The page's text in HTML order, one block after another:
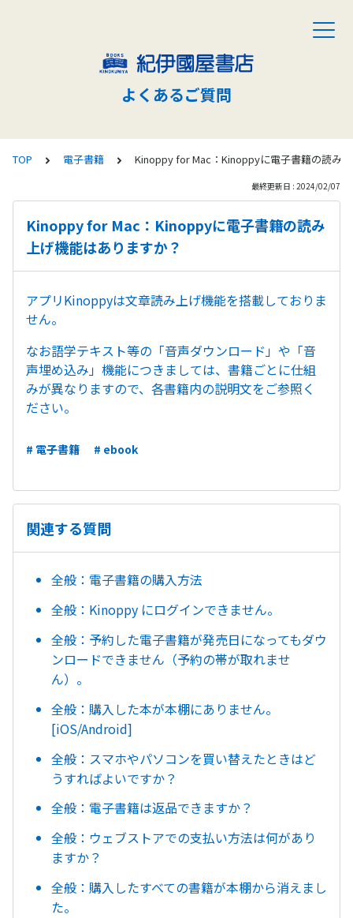
よくあるご質問
TOP 電子書籍 Kinoppy for Mac：Kinoppyに電子書籍の読み
最終更新日 : 2024/02/07
Kinoppy for Mac：Kinoppyに電子書籍の読み
上げ機能はありますか？
アプリKinoppyは文章読み上げ機能を搭載しておりま
せん。
なお語学テキスト等の「音声ダウンロード」や「音
声埋め込み」機能につきましては、書籍ごとに仕組
みが異なりますので、各書籍内の説明文をご参照く
ださい。
# 電子書籍 # ebook
関連する質問
全般：電子書籍の購入方法
全般：Kinoppy にログインできません。
全般：予約した電子書籍が発売日になってもダウ
ンロードできません（予約の帯が取れませ
ん）。
全般：購入した本が本棚にありません。
[iOS/Android]
全般：スマホやパソコンを買い替えたときはど
うすればよいですか？
全般：電子書籍は返品できますか？
全般：ウェブストアでの支払い方法は何があり
ますか？
全般：購入したすべての書籍が本棚から消えまし
た。